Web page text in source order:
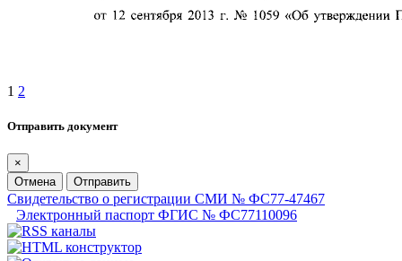
1 2
Отправить документ
×
Отмена
Отправить
Свидетельство о регистрации СМИ № ФС77-47467
Электронный паспорт ФГИС № ФС77110096